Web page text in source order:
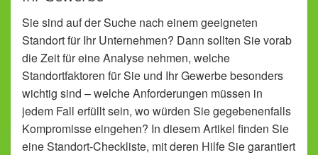
Sie sind auf der Suche nach einem geeigneten
Standort für Ihr Unternehmen? Dann sollten Sie vorab
die Zeit für eine Analyse nehmen, welche
Standortfaktoren für Sie und Ihr Gewerbe besonders
wichtig sind – welche Anforderungen müssen in
jedem Fall erfüllt sein, wo würden Sie gegebenenfalls
Kompromisse eingehen? In diesem Artikel finden Sie
eine Standort-Checkliste, mit deren Hilfe Sie garantiert